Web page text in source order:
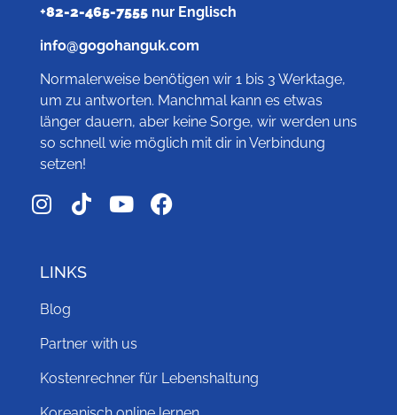
+82-2-465-7555nur Englisch
info@gogohanguk.com
Normalerweise benötigen wir 1 bis 3 Werktage,
um zu antworten. Manchmal kann es etwas
länger dauern, aber keine Sorge, wir werden uns
so schnell wie möglich mit dir in Verbindung
setzen!
LINKS
Blog
Partner with us
Kostenrechner für Lebenshaltung